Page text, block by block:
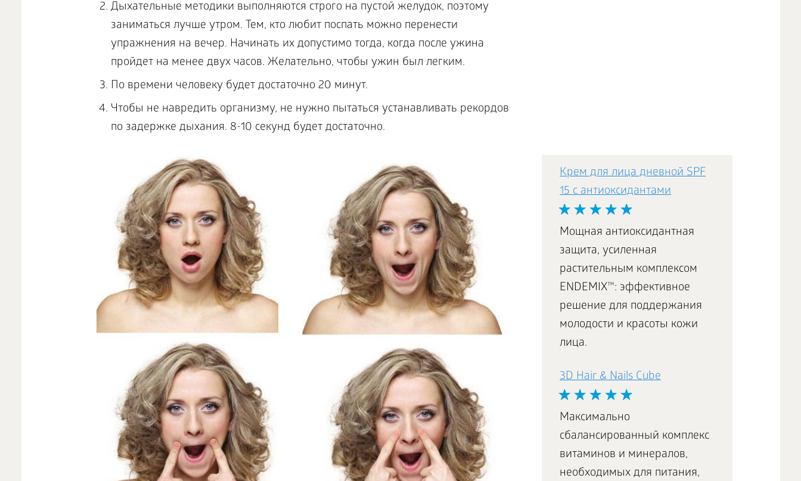
Дыхательные методики выполняются строго на пустой желудок, поэтому
заниматься лучше утром. Тем, кто любит поспать можно перенести
упражнения на вечер. Начинать их допустимо тогда, когда после ужина
пройдет на менее двух часов. Желательно, чтобы ужин был легким.
По времени человеку будет достаточно 20 минут.
Чтобы не навредить организму, не нужно пытаться устанавливать рекордов
по задержке дыхания. 8-10 секунд будет достаточно.
Крем для лица дневной SPF
15 с антиоксидантами
Мощная антиоксидантная
защита, усиленная
растительным комплексом
ENDEMIX™: эффективное
решение для поддержания
молодости и красоты кожи
лица.
3D Hair & Nails Cube
Максимально
сбалансированный комплекс
витаминов и минералов,
необходимых для питания,